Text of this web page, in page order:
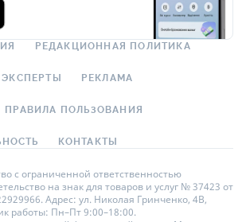
РЕДАКЦИОННАЯ ПОЛИТИКА
ЭКСПЕРТЫ РЕКЛАМА
ПРАВИЛА ПОЛЬЗОВАНИЯ
КОНТАКТЫ
с ограниченной ответственностью
на знак для товаров и услуг № 37423 от
Адрес: ул. Николая Гринченко, 4В,
работы: Пн–Пт 9:00–18:00.